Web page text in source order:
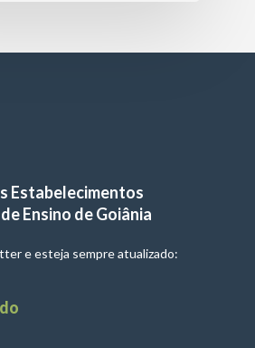
Estabelecimentos
Ensino de Goiânia
e esteja sempre atualizado: